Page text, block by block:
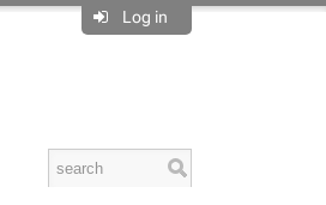
Log in